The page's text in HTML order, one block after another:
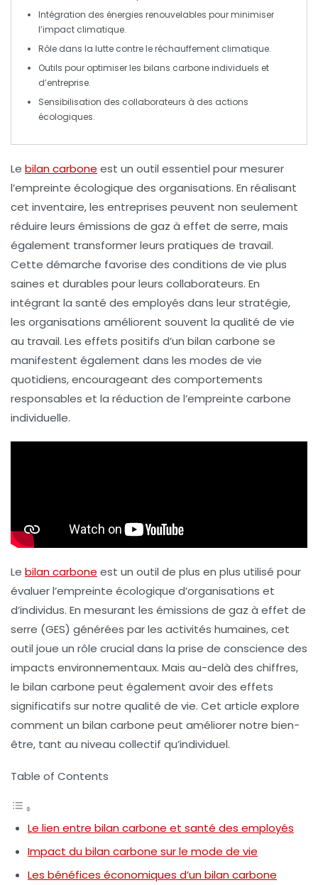
Intégration des énergies renouvelables pour minimiser
l’impact climatique.
Rôle dans la lutte contre leréchauffement climatique.
Outils pour optimiser les bilans carboneindividuels et
d’entreprise.
Sensibilisation des collaborateurs à des actions
écologiques.
Le bilan carbone est un outil essentiel pour mesurer
l’empreinte écologique des organisations. En réalisant
cet inventaire, les entreprises peuvent non seulement
réduire leurs émissions de gaz à effet de serre, mais
également transformer leurs pratiques de travail.
Cette démarche favorise des conditions de vie plus
saines et durables pour leurs collaborateurs. En
intégrant la santé des employés dans leur stratégie,
les organisations améliorent souvent la qualité de vie
au travail. Les effets positifs d’un bilan carbone se
manifestent également dans les modes de vie
quotidiens, encourageant des comportements
responsables et la réduction de l’empreinte carbone
individuelle.
Le bilan carbone est un outil de plus en plus utilisé pour
évaluer l’empreinte écologique d’organisations et
d’individus. En mesurant les émissions de gaz à effet de
serre (GES) générées par les activités humaines, cet
outil joue un rôle crucial dans la prise de conscience des
impacts environnementaux. Mais au-delà des chiffres,
le bilan carbone peut également avoir des effets
significatifs sur notre qualité de vie. Cet article explore
comment un bilan carbone peut améliorer notre bien-
être, tant au niveau collectif qu’individuel.
Table of Contents
Le lien entre bilan carbone et santé des employés
Impact du bilan carbone sur le mode de vie
Les bénéfices économiques d’un bilan carbone